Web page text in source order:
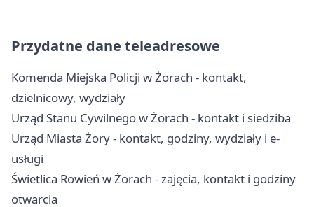
Przydatne dane teleadresowe
Komenda Miejska Policji w Żorach - kontakt,
dzielnicowy, wydziały
Urząd Stanu Cywilnego w Żorach - kontakt i siedziba
Urząd Miasta Żory - kontakt, godziny, wydziały i e-
usługi
Świetlica Rowień w Żorach - zajęcia, kontakt i godziny
otwarcia